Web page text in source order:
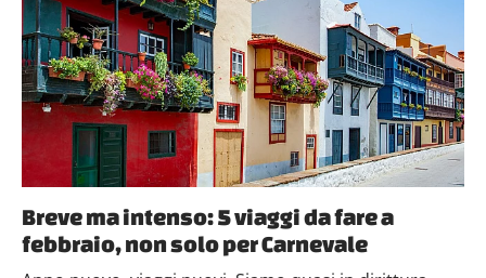
Breve ma intenso: 5 viaggi da fare a
febbraio, non solo per Carnevale